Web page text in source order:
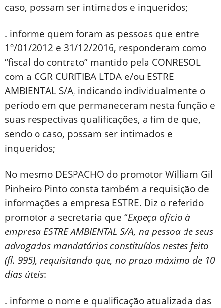
caso, possam ser intimados e inqueridos;
. informe quem foram as pessoas que entre
1º/01/2012 e 31/12/2016, responderam como
“fiscal do contrato” mantido pela CONRESOL
com a CGR CURITIBA LTDA e/ou ESTRE
AMBIENTAL S/A, indicando individualmente o
período em que permaneceram nesta função e
suas respectivas qualificações, a fim de que,
sendo o caso, possam ser intimados e
inqueridos;
No mesmo DESPACHO do promotor William Gil
Pinheiro Pinto consta também a requisição de
informações a empresa ESTRE. Diz o referido
promotor a secretaria que “Expeça ofício à
empresa ESTRE AMBIENTAL S/A, na pessoa de seus
advogados mandatários constituídos nestes feito
(fl. 995), requisitando que, no prazo máximo de 10
dias úteis:
. informe o nome e qualificação atualizada das